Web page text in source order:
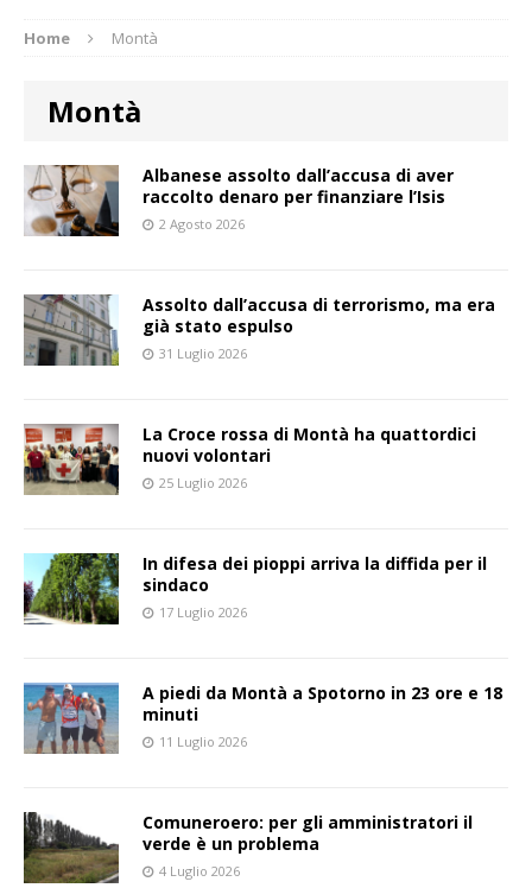
Home Montà
Montà
Albanese assolto dall’accusa di aver
raccolto denaro per finanziare l’Isis
2 Agosto 2026
Assolto dall’accusa di terrorismo, ma era
già stato espulso
31 Luglio 2026
La Croce rossa di Montà ha quattordici
nuovi volontari
25 Luglio 2026
In difesa dei pioppi arriva la diffida per il
sindaco
17 Luglio 2026
A piedi da Montà a Spotorno in 23 ore e 18
minuti
11 Luglio 2026
Comuneroero: per gli amministratori il
verde è un problema
4 Luglio 2026